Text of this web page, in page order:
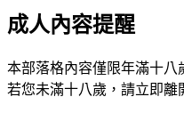
成人內容提醒
本部落格內容僅限年滿十八
若您未滿十八歲，請立即離